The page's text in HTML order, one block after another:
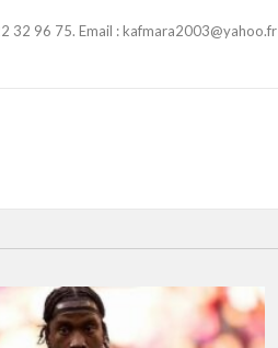
32 96 75. Email : kafmara2003@yahoo.fr